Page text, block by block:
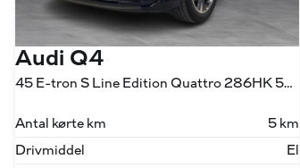
Audi Q4
45 E-tron S Line Edition Quattro 286HK 5d Aut.
Antal kørte km
5 km
Drivmiddel
El